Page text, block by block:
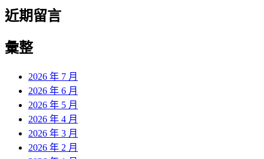
近期留言
彙整
2026 年 7 月
2026 年 6 月
2026 年 5 月
2026 年 4 月
2026 年 3 月
2026 年 2 月